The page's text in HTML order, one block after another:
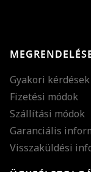
Gyakori kérdések
Fizetési módok
Szállítási módok
Garanciális
Visszaküldési